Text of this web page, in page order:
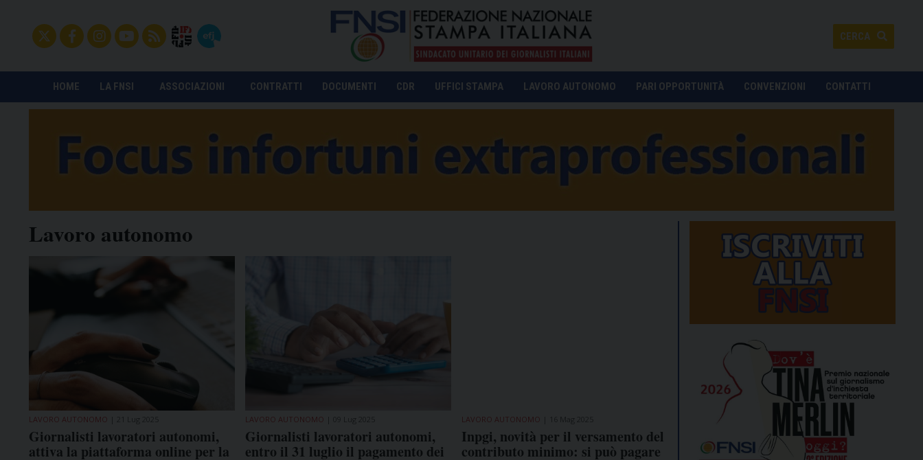
CERCA
HOME LA FNSI ASSOCIAZIONI CONTRATTI DOCUMENTI CDR UFFICI STAMPA LAVORO AUTONOMO PARI OPPORTUNITÀ CONVENZIONI CONTATTI
Lavoro autonomo
LAVORO AUTONOMO
Giornalisti lavoratori autonomi,
attiva la piattaforma online per la
LAVORO AUTONOMO
Giornalisti lavoratori autonomi,
entro il 31 luglio il pagamento dei
LAVORO AUTONOMO
Inpgi, novità per il versamento del
contributo minimo: si può pagare